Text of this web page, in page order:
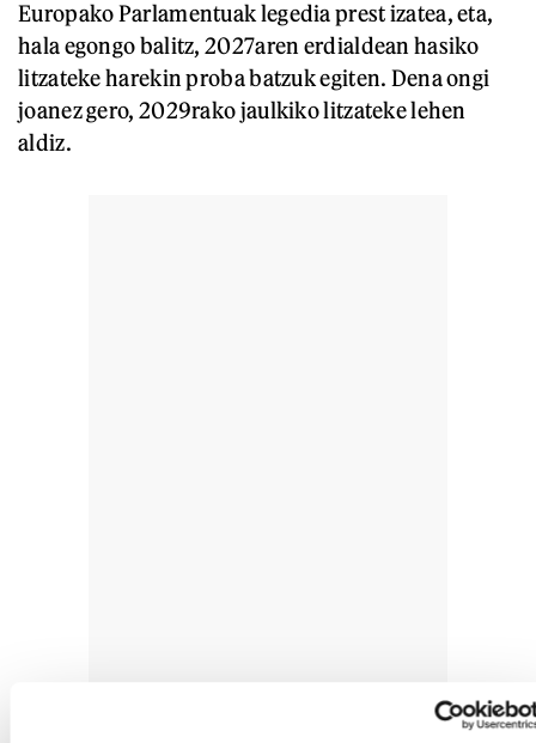
Europako Parlamentuak legedia prest izatea, eta,
hala egongo balitz, 2027aren erdialdean hasiko
litzateke harekin proba batzuk egiten. Dena ongi
joanez gero, 2029rako jaulkiko litzateke lehen
aldiz.